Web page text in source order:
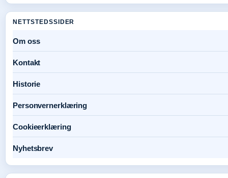
NETTSTEDSSIDER
Om oss
Kontakt
Historie
Personvernerklæring
Cookieerklæring
Nyhetsbrev